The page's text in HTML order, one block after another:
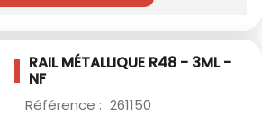
RAIL MÉTALLIQUE R48 - 3ML -
NF
Référence : 261150